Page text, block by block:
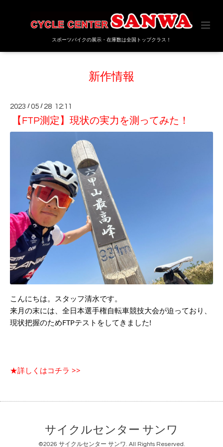
スポーツバイクの展示・在庫数は全国トップクラス！
新作情報
2023 /05 / 28 12:11
【FTP測定】現状の実力を測ってみた！
こんにちは。スタッフ清水です。
来月の末には、全日本選手権自転車競技大会が迫っており、
現状把握のためFTPテストをしてきました!
★詳しくはコチラ >>
サイクルセンター サンワ
©2026 サイクルセンター サンワ. All Rights Reserved.